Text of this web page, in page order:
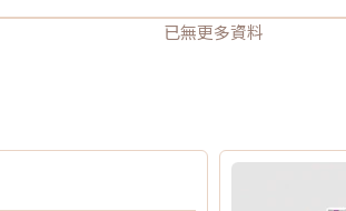
已無更多資料